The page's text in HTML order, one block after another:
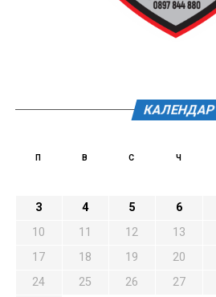
КАЛЕНДАР
П В С Ч
3
4 5 6
10
11 12 13
17
18 19 20
24
25 26 27